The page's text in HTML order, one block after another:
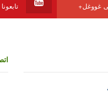
غووغل+